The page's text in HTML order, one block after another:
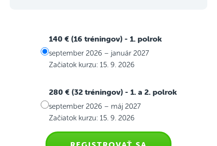
140 € (16 tréningov) - 1. polrok
september 2026 – január 2027
Začiatok kurzu: 15. 9. 2026
280 € (32 tréningov) - 1. a 2. polrok
september 2026 – máj 2027
Začiatok kurzu: 15. 9. 2026